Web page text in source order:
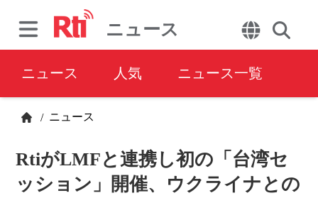
ニュース
ニュース 人気 ニュース一覧
/ ニュース
RtiがLMFと連携し初の「台湾セ
ッション」開催、ウクライナとの